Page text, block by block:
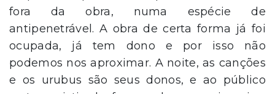
fora da obra, numa espécie de
antipenetrável. A obra de certa forma já foi
ocupada, já tem dono e por isso não
podemos nos aproximar. A noite, as canções
e os urubus são seus donos, e ao público